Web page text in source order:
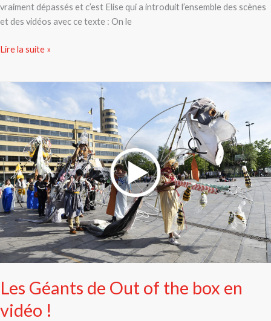
vraiment dépassés et c’est Elise qui a introduit l’ensemble des scènes
et des vidéos avec ce texte : On le
Lire la suite »
Les Géants de Out of the box en
vidéo !
Géants
de
Out
of
the
box
en
vidéo
!